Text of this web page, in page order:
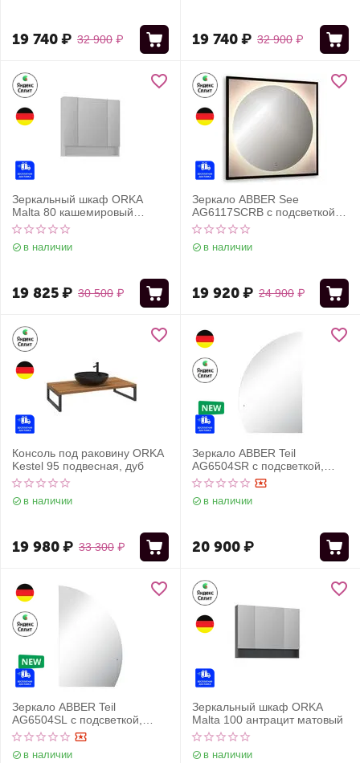
32 900 ₽
19 740₽ 32 900 ₽
19 740₽
Зеркальный шкаф ORKA
Malta 80 кашемировый
матовый
в наличии
30 500 ₽
19 825₽
Зеркало ABBER See
AG6117SCRB с подсветкой,
бесконтактный выключатель,
диммер, черный
в наличии
24 900 ₽
19 920₽
Консоль под раковину ORKA
Kestel 95 подвесная, дуб
в наличии
33 300 ₽
19 980₽
Зеркало ABBER Teil
AG6504SR с подсветкой,
бесконтактный выключатель,
диммер
в наличии
20 900₽
Зеркало ABBER Teil
AG6504SL с подсветкой,
бесконтактный выключатель,
диммер
в наличии
Зеркальный шкаф ORKA
Malta 100 антрацит матовый
в наличии